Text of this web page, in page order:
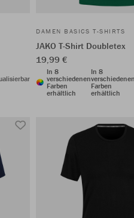
DAMEN BASICS T-SHIRTS
JAKO T-Shirt Doubletex
19,99 €
In 8
verschiedenen
Farben
erhältlich
In 8
Farben
erhältlich